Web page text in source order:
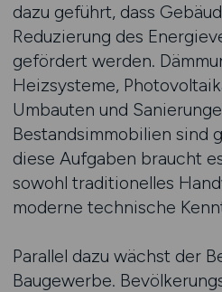
dazu geführt, dass
Reduzierung des
gefördert werden.
Heizsysteme,
Umbauten und
Bestandsimmobilien sind
diese Aufgaben braucht
sowohl traditionelles
moderne technische
Parallel dazu wächst der
Baugewerbe.